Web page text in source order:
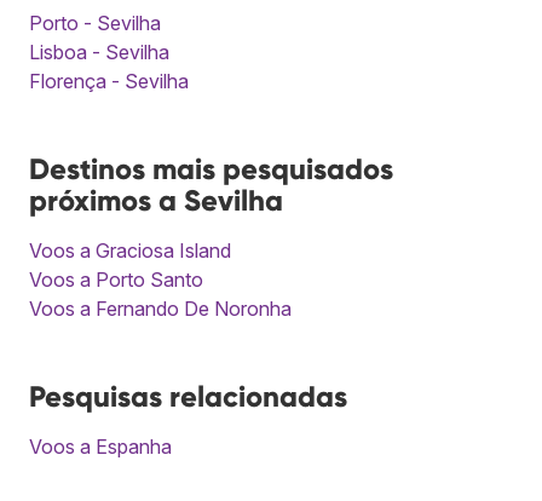
Porto - Sevilha
Lisboa - Sevilha
Florença - Sevilha
Destinos mais pesquisados
próximos a Sevilha
Voos a Graciosa Island
Voos a Porto Santo
Voos a Fernando De Noronha
Pesquisas relacionadas
Voos a Espanha